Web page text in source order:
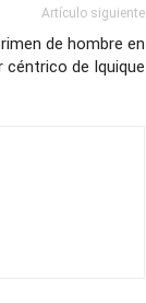
Artículo siguiente
de hombre en
céntrico de Iquique